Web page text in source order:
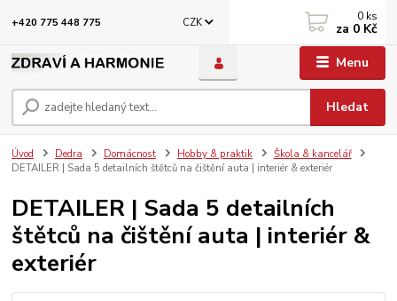
Menu
CZK
Hledat
+420 775 448 775 0 ks
za 0 Kč
Úvod Dedra Domácnost Hobby & praktik
Škola & kancelář
DETAILER | Sada 5 detailních štětců na čištění auta | interiér & exteriér
DETAILER | Sada 5 detailních
štětců na čištění auta | interiér &
exteriér